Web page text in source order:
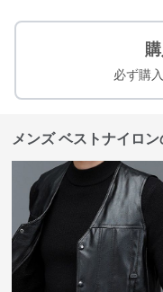
必ず購
メンズ ベストナイロ